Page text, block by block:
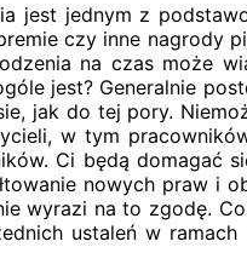
jest jednym z
czy inne nagrody
na czas może
jest? Generalnie
jak do tej pory.
w tym
Ci będą domagać
nowych praw i
wyrazi na to zgodę.
ustaleń w